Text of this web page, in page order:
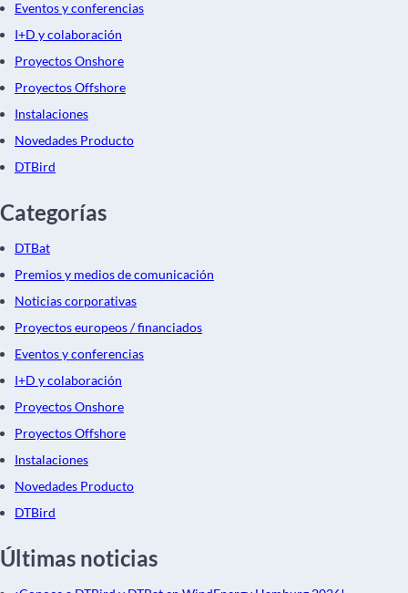
Eventos y conferencias
I+D y colaboración
Proyectos Onshore
Proyectos Offshore
Instalaciones
Novedades Producto
DTBird
Categorías
DTBat
Premios y medios de comunicación
Noticias corporativas
Proyectos europeos / financiados
Eventos y conferencias
I+D y colaboración
Proyectos Onshore
Proyectos Offshore
Instalaciones
Novedades Producto
DTBird
Últimas noticias